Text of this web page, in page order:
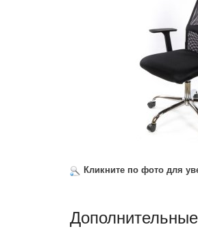
Кликните по фото для